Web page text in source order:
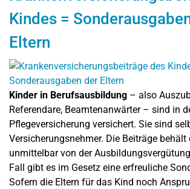
Kindes =
Eltern
Kinder in Berufsausbildung – also
Referendare, Beamtenanwärter – sind in
Pflegeversicherung versichert. Sie sind
Versicherungsnehmer. Die Beiträge behält
unmittelbar von der
Fall gibt es im Gesetz eine erfreuliche
Sofern die Eltern für das Kind noch